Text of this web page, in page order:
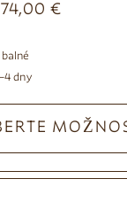
74,00€
dny